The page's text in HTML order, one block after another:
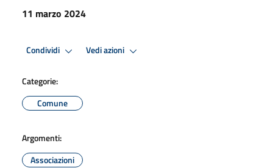
11 marzo 2024
Condividi Vedi azioni
Categorie:
Comune
Argomenti:
Associazioni